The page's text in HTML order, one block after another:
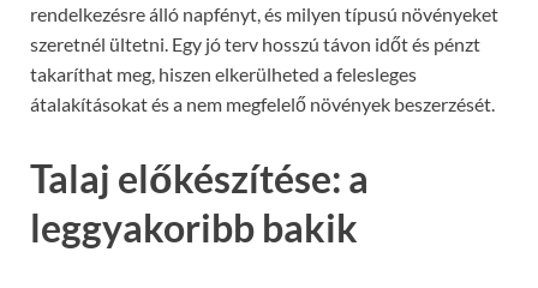
rendelkezésre álló napfényt, és milyen típusú növényeket
szeretnél ültetni. Egy jó terv hosszú távon időt és pénzt
takaríthat meg, hiszen elkerülheted a felesleges
átalakításokat és a nem megfelelő növények beszerzését.
Talaj előkészítése: a
leggyakoribb bakik